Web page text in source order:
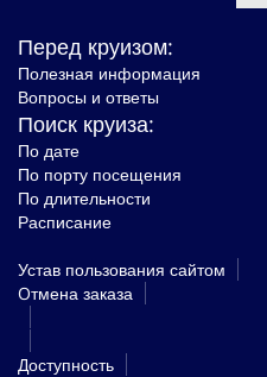
Перед круизом:
Полезная информация
Вопросы и ответы
Поиск круиза:
По дате
По порту посещения
По длительности
Расписание
Устав пользования сайтом
Oтмена заказа
Доступность